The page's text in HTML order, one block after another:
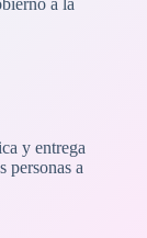
y entrega
personas a